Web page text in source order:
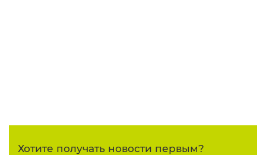
Хотите получать новости первым?